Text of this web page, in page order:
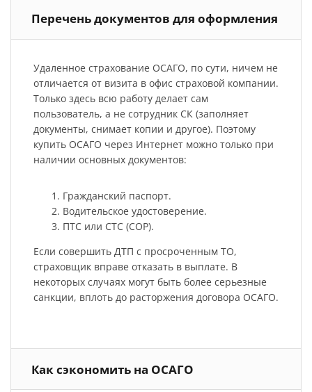
Перечень документов для оформления
Удаленное страхование ОСАГО, по сути, ничем не
отличается от визита в офис страховой компании.
Только здесь всю работу делает сам
пользователь, а не сотрудник СК (заполняет
документы, снимает копии и другое). Поэтому
купить ОСАГО через Интернет можно только при
наличии основных документов:
Гражданский паспорт.
Водительское удостоверение.
ПТС или СТС (СОР).
Если совершить ДТП с просроченным ТО,
страховщик вправе отказать в выплате. В
некоторых случаях могут быть более серьезные
санкции, вплоть до расторжения договора ОСАГО.
Как сэкономить на ОСАГО